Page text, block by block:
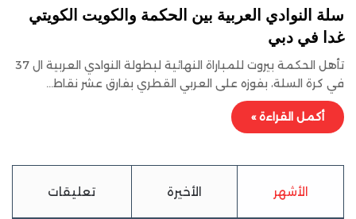
سلة النوادي العربية بين الحكمة والكويت الكويتي
غدا في دبي
تأهل الحكمة بيروت للمباراة النهائية لبطولة النوادي العربية ال 37
في كرة السلة، بفوزه على العربي القطري بفارق عشر نقاط…
أكمل القراءة »
الأشهر الأخيرة تعليقات